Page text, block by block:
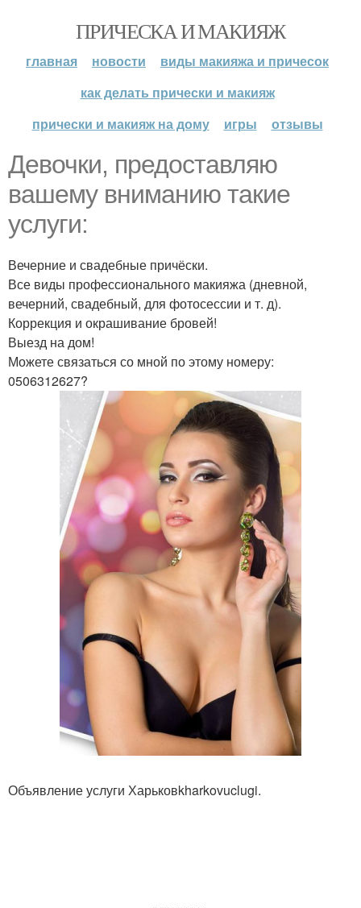
ПРИЧЕСКА И МАКИЯЖ
главная новости
виды макияжа и причесок
как делать прически и макияж
прически и макияж на дому
игры отзывы
Девочки, предоставляю
вашему вниманию такие
услуги:
Вечерние и свадебные причёски.
Все виды профессионального макияжа (дневной,
вечерний, свадебный, для фотосессии и т. д).
Коррекция и окрашивание бровей!
Выезд на дом!
Можете связаться со мной по этому номеру:
0506312627?
Объявление услуги Харьковkharkovuclugi.